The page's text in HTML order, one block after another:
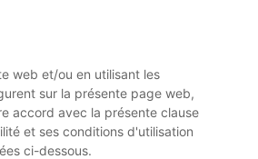
web et/ou en utilisant les
sur la présente page web,
accord avec la présente clause
et ses conditions d'utilisation
ci-dessous.